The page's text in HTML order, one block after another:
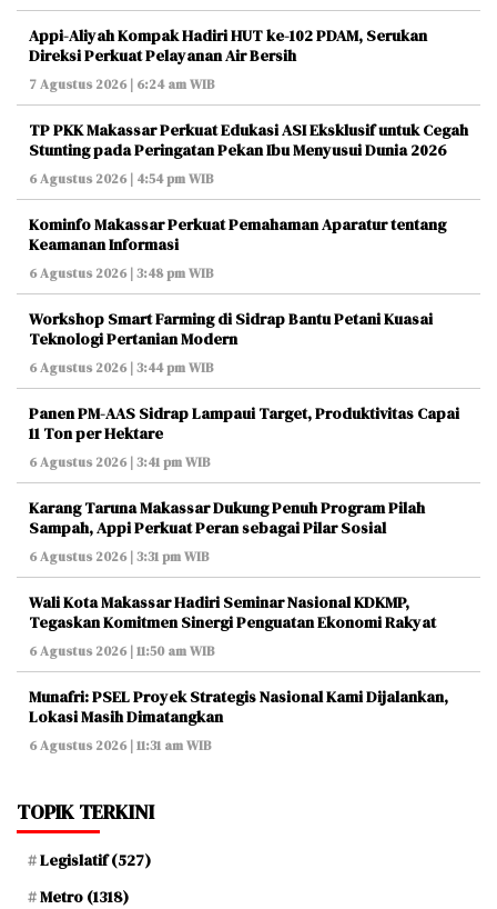
Appi-Aliyah Kompak Hadiri HUT ke-102 PDAM, Serukan
Direksi Perkuat Pelayanan Air Bersih
7 Agustus 2026 | 6:24 am WIB
TP PKK Makassar Perkuat Edukasi ASI Eksklusif untuk Cegah
Stunting pada Peringatan Pekan Ibu Menyusui Dunia 2026
6 Agustus 2026 | 4:54 pm WIB
Kominfo Makassar Perkuat Pemahaman Aparatur tentang
Keamanan Informasi
6 Agustus 2026 | 3:48 pm WIB
Workshop Smart Farming di Sidrap Bantu Petani Kuasai
Teknologi Pertanian Modern
6 Agustus 2026 | 3:44 pm WIB
Panen PM-AAS Sidrap Lampaui Target, Produktivitas Capai
11 Ton per Hektare
6 Agustus 2026 | 3:41 pm WIB
Karang Taruna Makassar Dukung Penuh Program Pilah
Sampah, Appi Perkuat Peran sebagai Pilar Sosial
6 Agustus 2026 | 3:31 pm WIB
Wali Kota Makassar Hadiri Seminar Nasional KDKMP,
Tegaskan Komitmen Sinergi Penguatan Ekonomi Rakyat
6 Agustus 2026 | 11:50 am WIB
Munafri: PSEL Proyek Strategis Nasional Kami Dijalankan,
Lokasi Masih Dimatangkan
6 Agustus 2026 | 11:31 am WIB
TOPIK TERKINI
Legislatif(527)
Metro (1318)